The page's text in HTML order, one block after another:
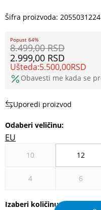
Šifra proizvoda: 2055031224
Popust 64%
8.499,00 RSD
2.999,00 RSD
Ušteda:5.500,00RSD
Obavesti me kada se
Uporedi proizvod
Odaberi veličinu:
EU
10 12
4 6
Izaberi količinu